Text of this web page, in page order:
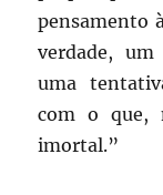
pensamento
verdade, um
uma
com o que,
imortal.”